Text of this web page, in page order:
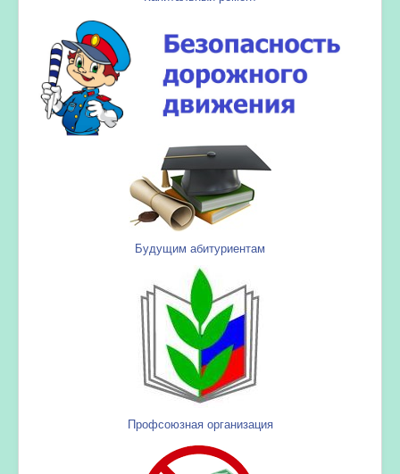
Будущим абитуриентам
Профсоюзная организация